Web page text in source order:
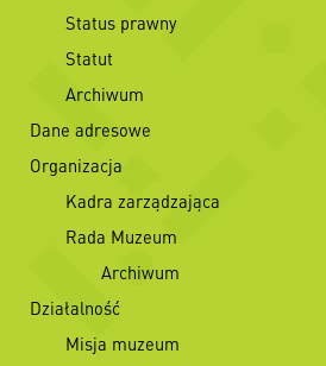
Status prawny
Statut
Archiwum
Dane adresowe
Organizacja
Kadra zarządzająca
Rada Muzeum
Archiwum
Działalność
Misja muzeum